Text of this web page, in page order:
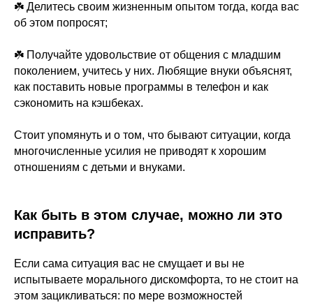
☘️ Делитесь своим жизненным опытом тогда, когда вас
об этом попросят;
☘️ Получайте удовольствие от общения с младшим
поколением, учитесь у них. Любящие внуки объяснят,
как поставить новые программы в телефон и как
сэкономить на кэшбеках.
Стоит упомянуть и о том, что бывают ситуации, когда
многочисленные усилия не приводят к хорошим
отношениям с детьми и внуками.
Как быть в этом случае, можно ли это
исправить?
Если сама ситуация вас не смущает и вы не
испытываете морального дискомфорта, то не стоит на
этом зацикливаться: по мере возможностей